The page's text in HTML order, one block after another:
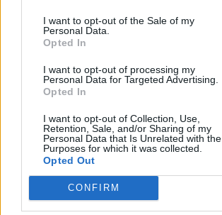
I want to opt-out of the Sale of my
Personal Data.
Opted In
I want to opt-out of processing my
Personal Data for Targeted Advertising.
Opted In
I want to opt-out of Collection, Use,
Retention, Sale, and/or Sharing of my
Personal Data that Is Unrelated with the
Purposes for which it was collected.
Opted Out
CONFIRM